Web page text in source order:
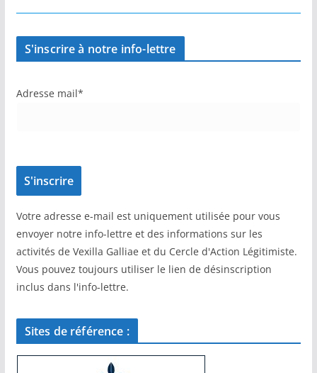
S'inscrire à notre info-lettre
Adresse mail*
Votre adresse e-mail est uniquement utilisée pour vous
envoyer notre info-lettre et des informations sur les
activités de Vexilla Galliae et du Cercle d'Action Légitimiste.
Vous pouvez toujours utiliser le lien de désinscription
inclus dans l'info-lettre.
Sites de référence :